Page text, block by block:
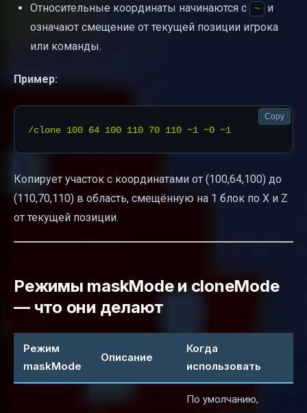
Относительные координаты начинаются с
~
и
означают смещение от текущей позиции игрока
или команды.
Пример:
Copy
Копирует участок с координатами от (100,64,100) до
(110,70,110) в область, смещённую на 1 блок по X и Z
от текущей позиции.
Режимы maskMode и cloneMode
— что они делают
Режим
maskMode
Описание
Когда
использовать
По умолчанию,